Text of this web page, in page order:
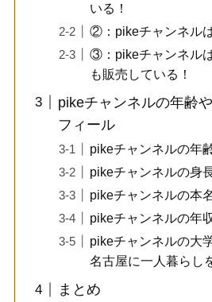
いる！
②：pikeチャンネル
③：pikeチャンネル
も販売している！
pikeチャンネルの年齢
フィール
pikeチャンネルの年
pikeチャンネルの身
pikeチャンネルの本
pikeチャンネルの年
pikeチャンネルの大
名古屋に一人暮らし
まとめ